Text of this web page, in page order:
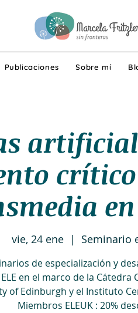
Publicaciones Sobre mí
vie, 24 ene
  |
Seminario
de especialización y
en el marco de la
of Edinburgh y el Instituto
Miembros ELEUK : 20%